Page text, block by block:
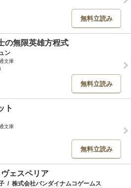
無料立読み
の無限英雄方程式
ン
文庫
無料立読み
ト
文庫
無料立読み
ェスペリア
/ 株式会社バンダイナムコゲームス